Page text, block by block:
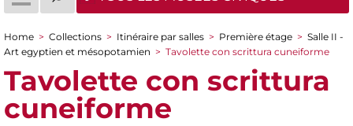
You are here
Home > Collections > Itinéraire par salles > Première étage > Salle II -
Art egyptien et mésopotamien > Tavolette con scrittura cuneiforme
Tavolette con scrittura
cuneiforme